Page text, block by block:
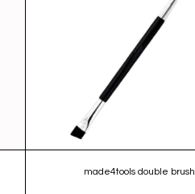
made4tools double brush